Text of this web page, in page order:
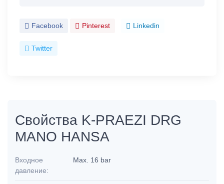
Facebook Pinterest Linkedin
Twitter
Свойства K-PRAEZI DRG
MANO HANSA
Входное
давление:
Max. 16 bar